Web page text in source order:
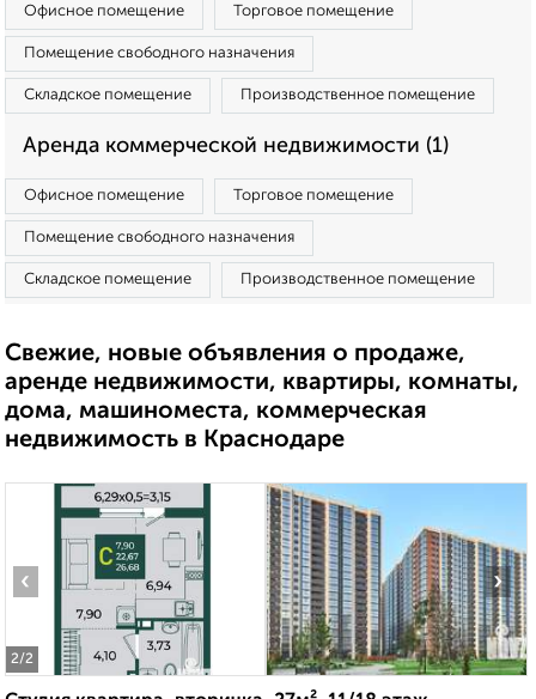
Офисное помещение Торговое помещение
Помещение свободного назначения
Складское помещение Производственное помещение
Аренда коммерческой недвижимости (1)
Офисное помещение Торговое помещение
Помещение свободного назначения
Складское помещение Производственное помещение
Свежие, новые объявления о продаже,
аренде недвижимости, квартиры, комнаты,
дома, машиноместа, коммерческая
недвижимость в Краснодаре
2/2
‹ ›